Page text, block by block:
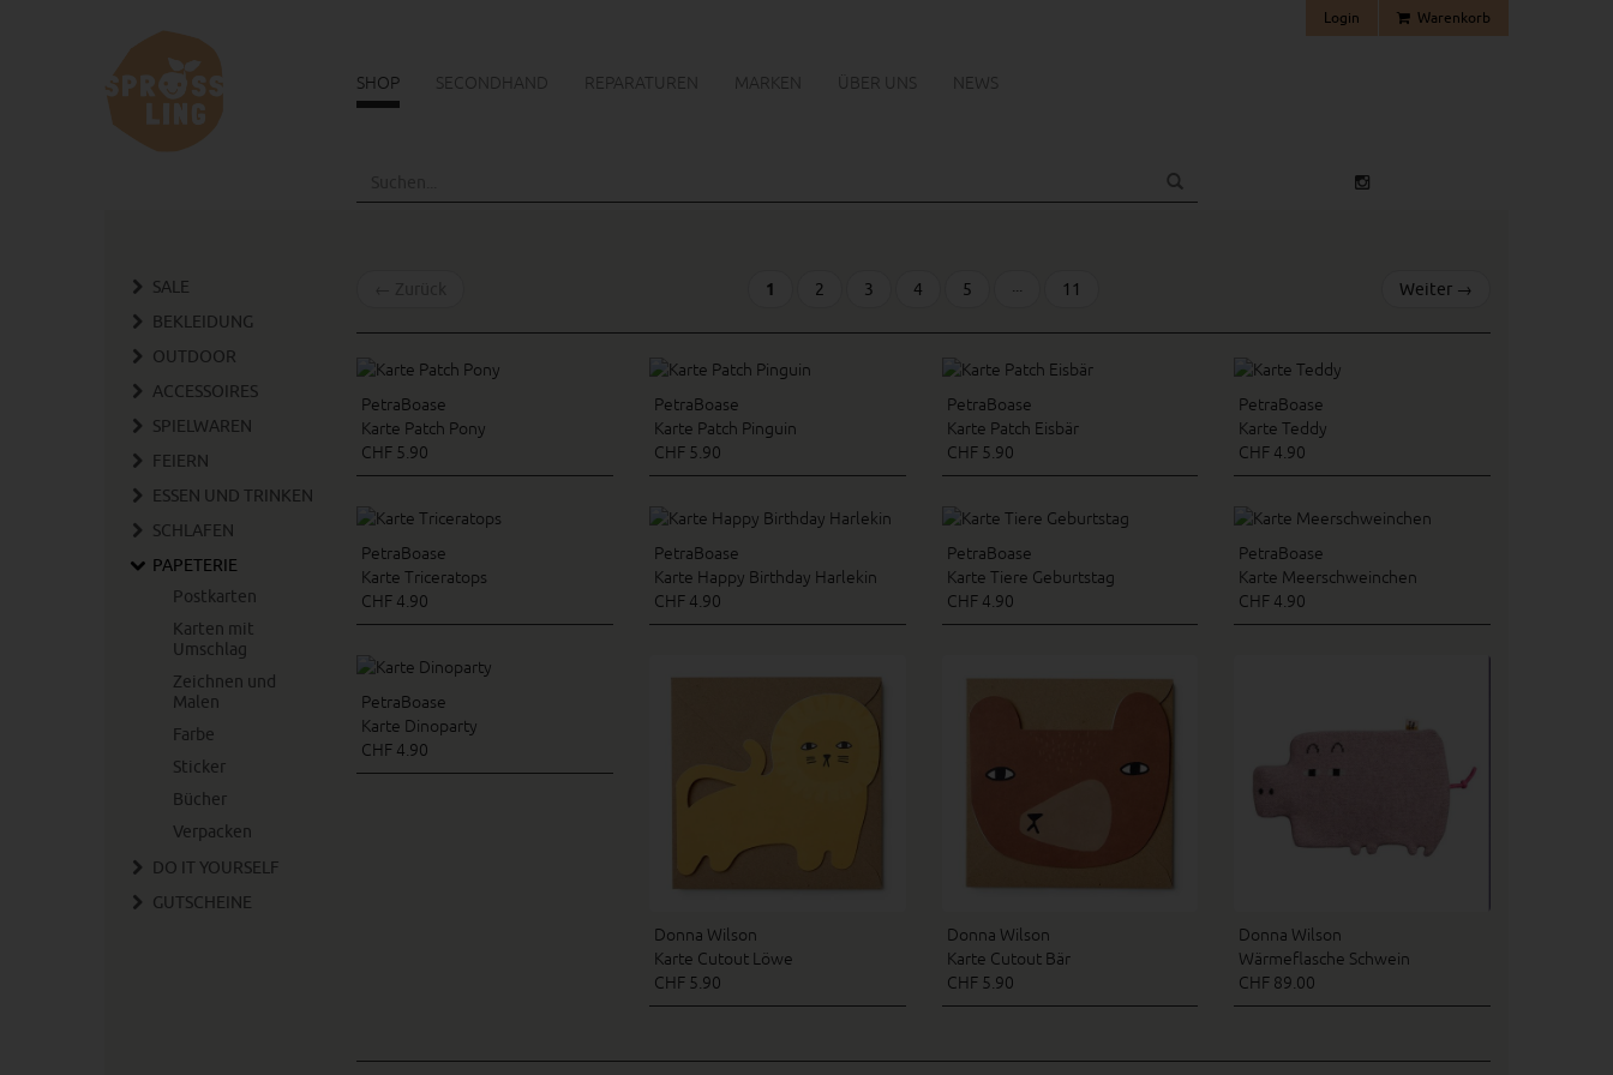
Login Warenkorb
SHOP SECONDHAND REPARATUREN MARKEN ÜBER UNS NEWS
SALE
BEKLEIDUNG
OUTDOOR
ACCESSOIRES
SPIELWAREN
FEIERN
ESSEN UND TRINKEN
SCHLAFEN
PAPETERIE
Postkarten
Karten mit
Umschlag
Zeichnen und
Malen
Farbe
Sticker
Bücher
Verpacken
DO IT YOURSELF
GUTSCHEINE
1 2 3 4 5 ··· 11 Weiter →
PetraBoase
Karte Patch Pony
CHF 5.90
PetraBoase
Karte Patch Pinguin
CHF 5.90
PetraBoase
Karte Patch Eisbär
CHF 5.90
PetraBoase
Karte Teddy
CHF 4.90
PetraBoase
Karte Triceratops
CHF 4.90
PetraBoase
Karte Happy Birthday Harlekin
CHF 4.90
PetraBoase
Karte Tiere Geburtstag
CHF 4.90
PetraBoase
Karte Meerschweinchen
CHF 4.90
PetraBoase
Karte Dinoparty
CHF 4.90
Donna Wilson
Karte Cutout Löwe
CHF 5.90
Donna Wilson
Karte Cutout Bär
CHF 5.90
Donna Wilson
Wärmeflasche Schwein
CHF 89.00